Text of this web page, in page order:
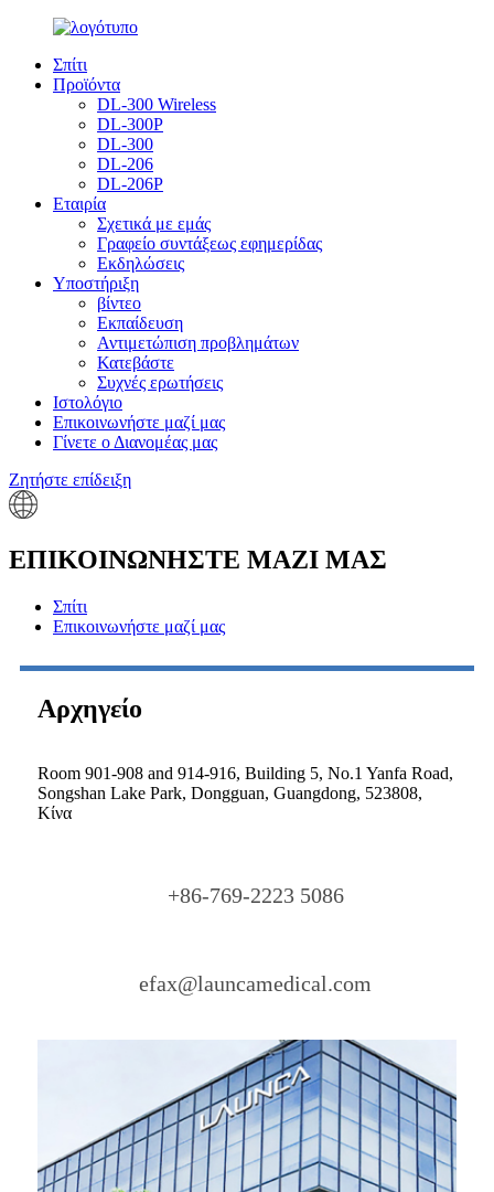
Σπίτι
Προϊόντα
DL-300 Wireless
DL-300P
DL-300
DL-206
DL-206P
Εταιρία
Σχετικά με εμάς
Γραφείο συντάξεως εφημερίδας
Εκδηλώσεις
Υποστήριξη
βίντεο
Εκπαίδευση
Αντιμετώπιση προβλημάτων
Κατεβάστε
Συχνές ερωτήσεις
Ιστολόγιο
Επικοινωνήστε μαζί μας
Γίνετε ο Διανομέας μας
Ζητήστε επίδειξη
ΕΠΙΚΟΙΝΩΝΗΣΤΕ ΜΑΖΙ ΜΑΣ
Σπίτι
Επικοινωνήστε μαζί μας
Αρχηγείο
Room 901-908 and 914-916, Building 5, No.1 Yanfa Road,
Songshan Lake Park, Dongguan, Guangdong, 523808,
Κίνα
+86-769-2223 5086
efax@launcamedical.com